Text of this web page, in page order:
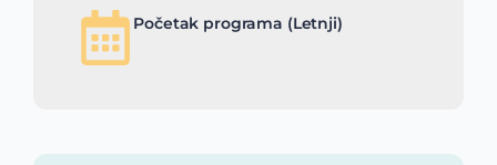
Početak programa (Letnji)